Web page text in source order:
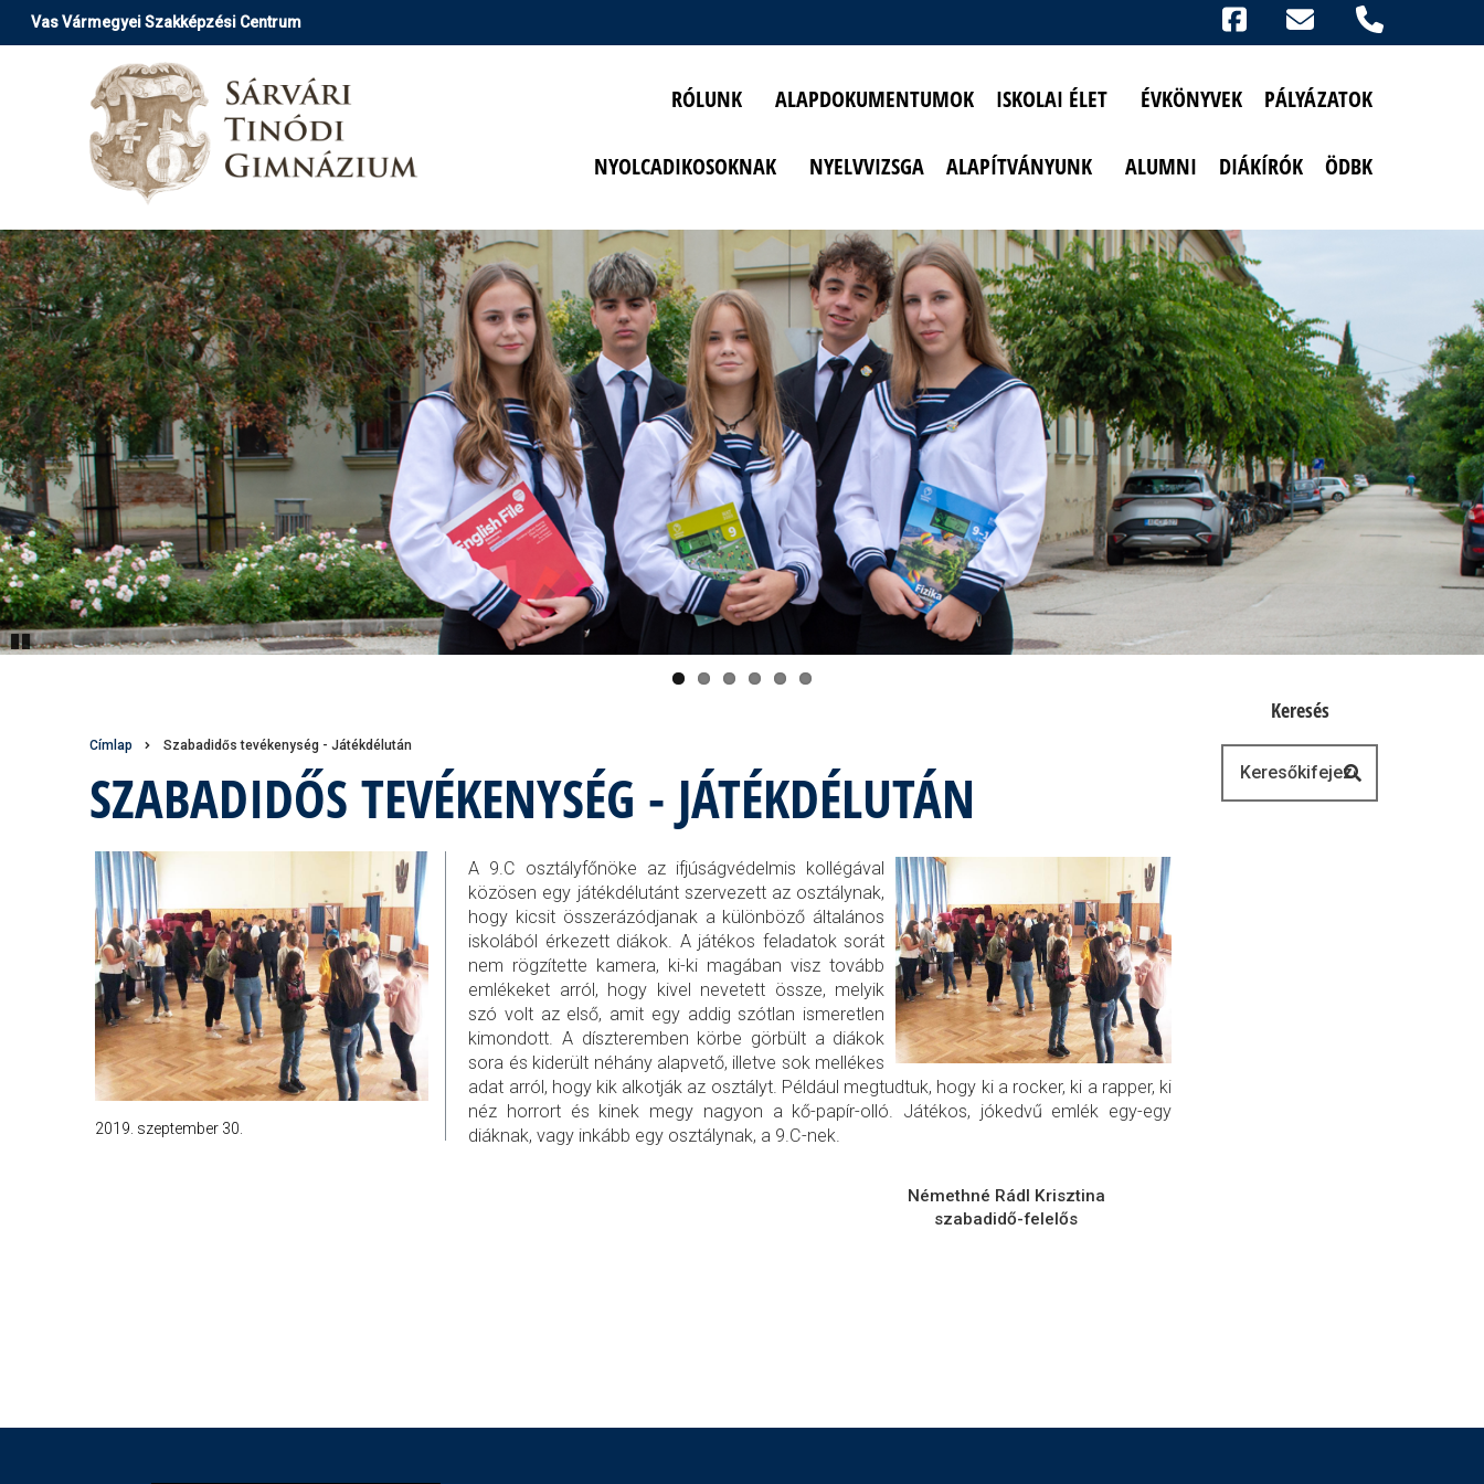
UgrásVas Vármegyei Szakképzési Centrum
RÓLUNK ALAPDOKUMENTUMOK ISKOLAI ÉLET ÉVKÖNYVEK PÁLYÁZATOK
NYOLCADIKOSOKNAK NYELVVIZSGA ALAPÍTVÁNYUNK ALUMNI DIÁKÍRÓK ÖDBK
Morzsa
Címlap Szabadidős tevékenység - Játékdélután
SZABADIDŐS TEVÉKENYSÉG - JÁTÉKDÉLUTÁN
A 9.C osztályfőnöke az ifjúságvédelmis kollégával
közösen egy játékdélutánt szervezett az osztálynak,
hogy kicsit összerázódjanak a különböző általános
iskolából érkezett diákok. A játékos feladatok sorát
nem rögzítette kamera, ki-ki magában visz tovább
emlékeket arról, hogy kivel nevetett össze, melyik
szó volt az első, amit egy addig szótlan ismeretlen
kimondott. A díszteremben körbe görbült a diákok
sora és kiderült néhány alapvető, illetve sok mellékes
adat arról, hogy kik alkotják az osztályt. Például megtudtuk, hogy ki a rocker, ki a rapper, ki
néz horrort és kinek megy nagyon a kő-papír-olló. Játékos, jókedvű emlék egy-egy
diáknak, vagy inkább egy osztálynak, a 9.C-nek.
Némethné Rádl Krisztina
szabadidő-felelős
2019. szeptember 30.
Keresés